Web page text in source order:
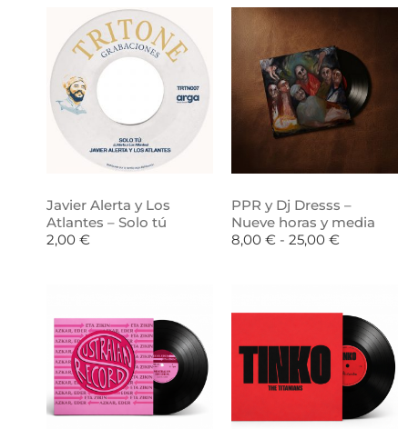
Javier Alerta y Los
Atlantes – Solo tú
2,00 €
PPR y Dj Dresss –
Nueve horas y media
8,00 € - 25,00 €